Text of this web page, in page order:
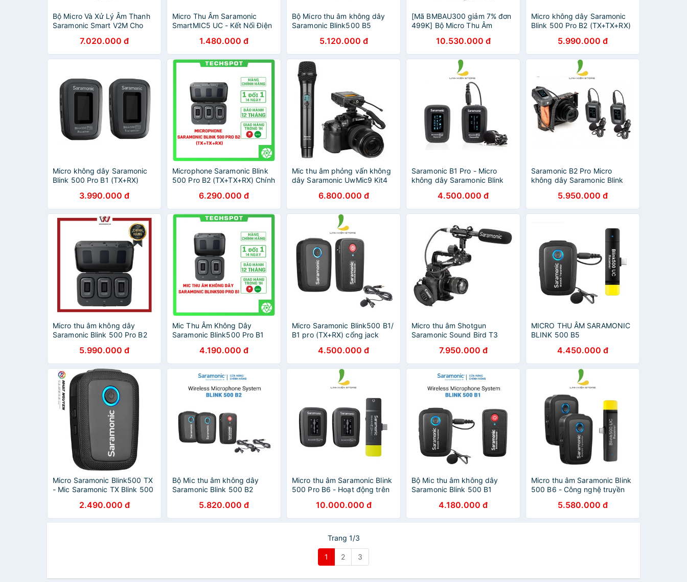
Bộ Micro Và Xử Lý Âm Thanh
Saramonic Smart V2M Cho
Type C), máy tính bản và PC
7.020.000 đ
Micro Thu Âm Saramonic
SmartMIC5 UC - Kết Nối Điện
Bảo Hành Chính Hãng 24
Tháng
1.480.000 đ
Bộ Micro thu âm không dây
Saramonic Blink500 B5
,Sóng 2.4G, Xa 50m - Bảo
hành 24 tháng chính hãng
5.120.000 đ
[Mã BMBAU300 giảm 7% đơn
499K] Bộ Micro Thu Âm
Bảo Hành Chính Hãng 24
Tháng
10.530.000 đ
Micro không dây Saramonic
Blink 500 Pro B2 (TX+TX+RX)
5.990.000 đ
Micro không dây Saramonic
Blink 500 Pro B1 (TX+RX)
3.990.000 đ
Microphone Saramonic Blink
500 Pro B2 (TX+TX+RX) Chính
6.290.000 đ
Mic thu âm phỏng vấn không
dây Saramonic UwMic9 Kit4
6.800.000 đ
Saramonic B1 Pro - Micro
không dây Saramonic Blink
B5 - Bảo hành 12 tháng
4.500.000 đ
Saramonic B2 Pro Micro
không dây Saramonic Blink
5.950.000 đ
Micro thu âm không dây
Saramonic Blink 500 Pro B2
5.990.000 đ
Mic Thu Âm Không Dây
Saramonic Blink500 Pro B1
4.190.000 đ
Micro Saramonic Blink500 B1/
B1 pro (TX+RX) cổng jack
500 - Bảo hành 12 tháng
4.500.000 đ
Micro thu âm Shotgun
Saramonic Sound Bird T3
7.950.000 đ
MICRO THU ÂM SARAMONIC
BLINK 500 B5
4.450.000 đ
Micro Saramonic Blink500 TX
- Mic Saramonic TX Blink 500
2.490.000 đ
Bộ Mic thu âm không dây
Saramonic Blink 500 B2
- Bảo hành 24 tháng chính
hãn
5.820.000 đ
Micro thu âm Saramonic Blink
500 Pro B6 - Hoạt động trên
pin 8 giờ - Bảo hành 12 tháng
10.000.000 đ
Bộ Mic thu âm không dây
Saramonic Blink 500 B1
Bảo hành 24 tháng chính
hãng
4.180.000 đ
Micro thu âm Saramonic Blink
500 B6 - Công nghệ truyền
lượng pin 5 giờ - Bảo hành 12
tháng
5.580.000 đ
Trang 1/3
1 2 3